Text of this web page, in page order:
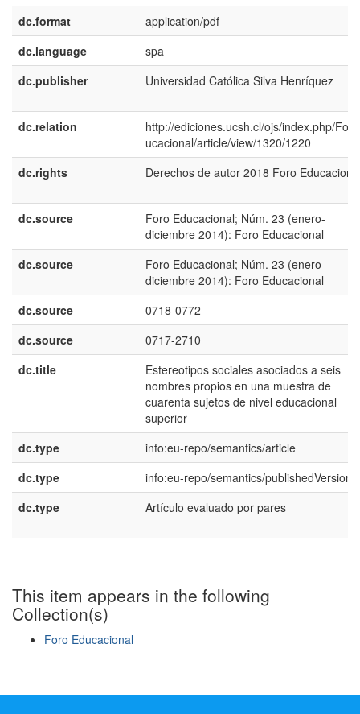
dc.format
application/pdf
dc.language
spa
dc.publisher
Universidad Católica Silva Henrí­quez
dc.relation
http://ediciones.ucsh.cl/ojs/index.php/
ucacional/article/view/1320/1220
dc.rights
Derechos de autor 2018 Foro
dc.source
Foro Educacional; Núm. 23 (enero-
diciembre 2014): Foro Educacional
dc.source
Foro Educacional; Núm. 23 (enero-
diciembre 2014): Foro Educacional
dc.source
0718-0772
dc.source
0717-2710
dc.title
Estereotipos sociales asociados a seis
nombres propios en una muestra de
cuarenta sujetos de nivel educacional
superior
dc.type
info:eu-repo/semantics/article
dc.type
info:eu-repo/semantics/publishedVersion
dc.type
Artí­culo evaluado por pares
This item appears in the following
Collection(s)
Foro Educacional